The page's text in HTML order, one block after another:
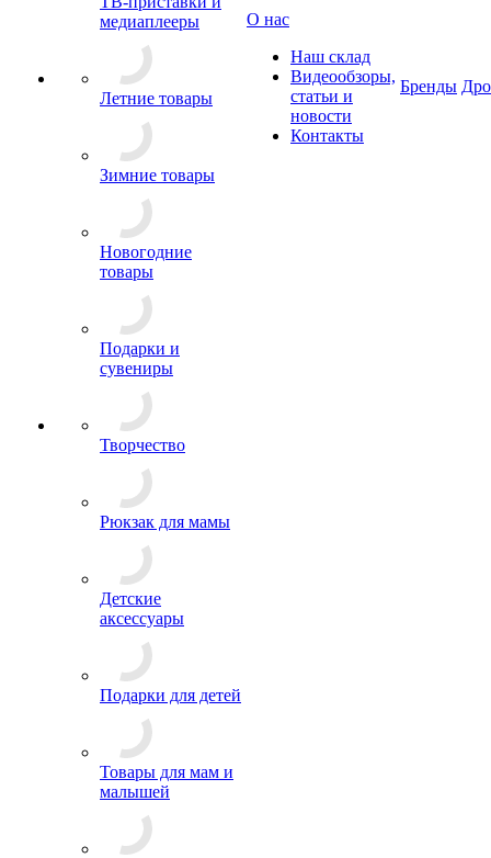
медиаплееры
Летние товары
Зимние товары
Новогодние
товары
Подарки и
сувениры
Творчество
Рюкзак для мамы
Детские
аксессуары
Подарки для детей
Товары для мам и
малышей
О нас
Наш склад
Видеообзоры,
статьи и
новости
Контакты
Бренды